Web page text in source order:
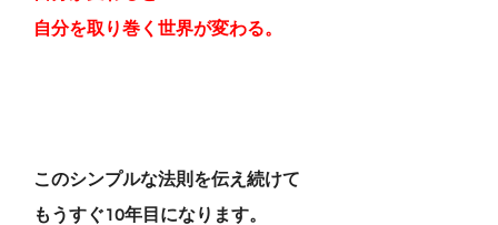
自分を取り巻く世界が変わる。
このシンプルな法則を伝え続けて
もうすぐ10年目になります。